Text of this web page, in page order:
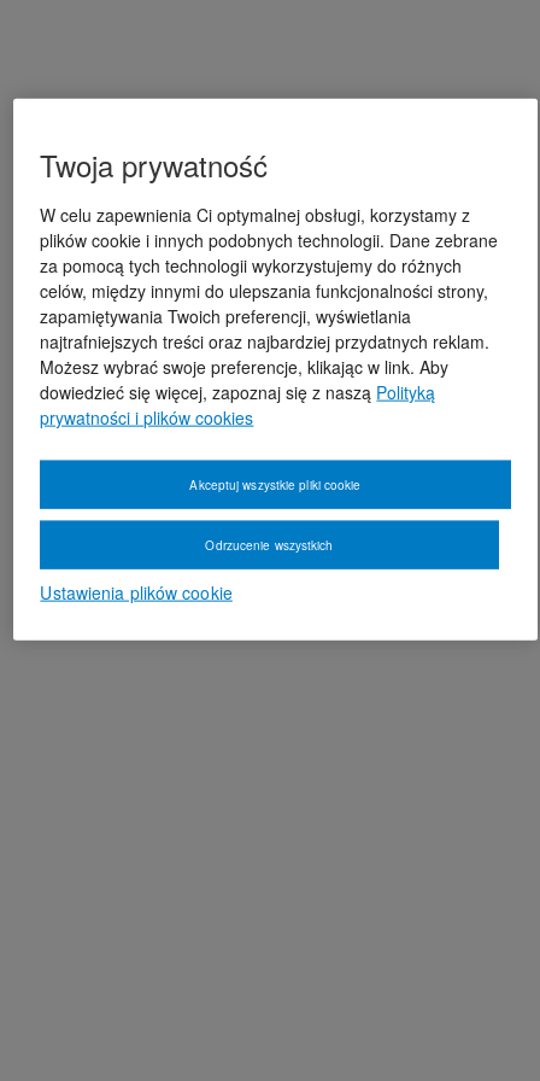
Twoja prywatność
W celu zapewnienia Ci optymalnej obsługi, korzystamy z
plików cookie i innych podobnych technologii. Dane zebrane
za pomocą tych technologii wykorzystujemy do różnych
celów, między innymi do ulepszania funkcjonalności strony,
zapamiętywania Twoich preferencji, wyświetlania
najtrafniejszych treści oraz najbardziej przydatnych reklam.
Możesz wybrać swoje preferencje, klikając w link. Aby
dowiedzieć się więcej, zapoznaj się z naszą Polityką
prywatności i plików cookies
Ustawienia plików cookie
Odrzucenie wszystkich
Akceptuj wszystkie pliki cookie